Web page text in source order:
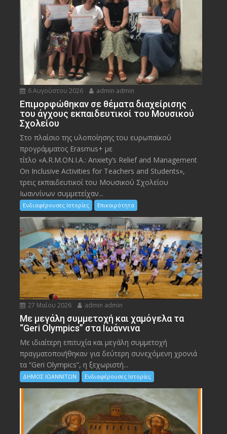
6 Αυγούστου 2026 admin admin
Eπιμορφώθηκαν σε θέματα διαχείρισης
του άγχους εκπαιδευτικοί του Μουσικού
Σχολείου
Στο πλαίσιο της υλοποίησης του ευρωπαϊκού
προγράμματος Erasmus+ με
τίτλο «A.R.M.ON.I.A.: Anxiety’s Relief and Management
On Inclusive Activities for Teachers and Students»,
τρεις εκπαιδευτικοί του Μουσικού Σχολείου
Ιωαννίνων συμμετείχαν...
Ενδιαφέρουσες Ιστορίες Επικαιρότητα
27 Μαΐου 2026 admin admin
Με μεγάλη συμμετοχή και χαμόγελα τα
“Geri Olympics” στα Ιωάννινα
Με ιδιαίτερη επιτυχία και μεγάλη συμμετοχή
πραγματοποιήθηκαν για δεύτερη συνεχόμενη χρονιά
τα “Geri Olympics”, η ξεχωριστή...
ΔΗΜΟΣ ΙΩΑΝΝΙΤΩΝ Ενδιαφέρουσες Ιστορίες